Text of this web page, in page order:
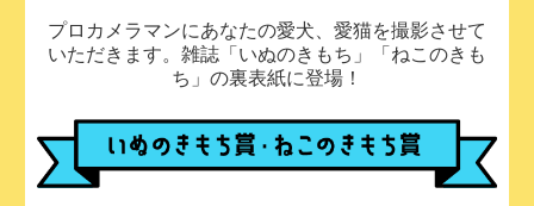
プロカメラマンにあなたの愛犬、愛猫を撮影させて
いただきます。雑誌「いぬのきもち」「ねこのきも
ち」の裏表紙に登場！